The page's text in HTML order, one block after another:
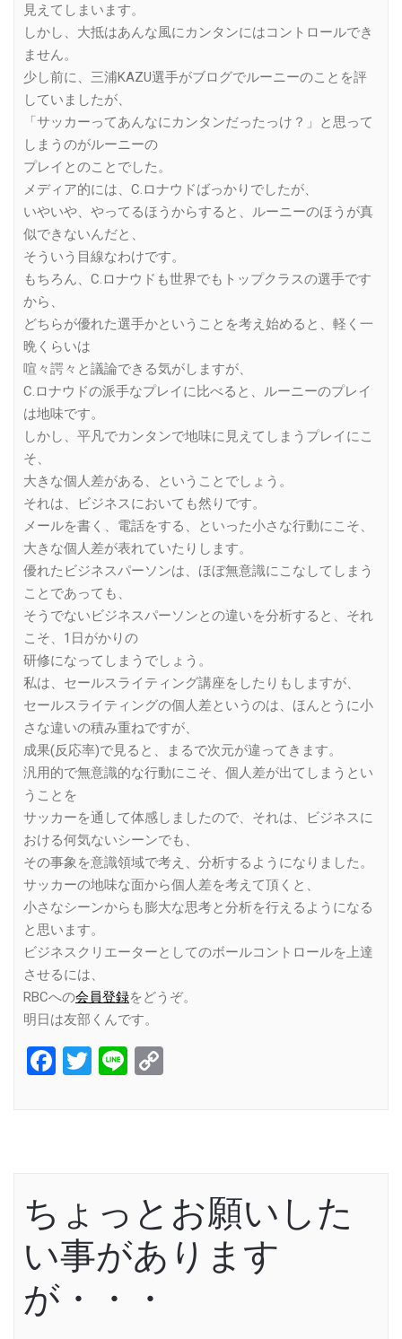
見えてしまいます。
しかし、大抵はあんな風にカンタンにはコントロールでき
ません。
少し前に、三浦KAZU選手がブログでルーニーのことを評
していましたが、
「サッカーってあんなにカンタンだったっけ？」と思って
しまうのがルーニーの
プレイとのことでした。
メディア的には、C.ロナウドばっかりでしたが、
いやいや、やってるほうからすると、ルーニーのほうが真
似できないんだと、
そういう目線なわけです。
もちろん、C.ロナウドも世界でもトップクラスの選手です
から、
どちらが優れた選手かということを考え始めると、軽く一
晩くらいは
喧々諤々と議論できる気がしますが、
C.ロナウドの派手なプレイに比べると、ルーニーのプレイ
は地味です。
しかし、平凡でカンタンで地味に見えてしまうプレイにこ
そ、
大きな個人差がある、ということでしょう。
それは、ビジネスにおいても然りです。
メールを書く、電話をする、といった小さな行動にこそ、
大きな個人差が表れていたりします。
優れたビジネスパーソンは、ほぼ無意識にこなしてしまう
ことであっても、
そうでないビジネスパーソンとの違いを分析すると、それ
こそ、1日がかりの
研修になってしまうでしょう。
私は、セールスライティング講座をしたりもしますが、
セールスライティングの個人差というのは、ほんとうに小
さな違いの積み重ねですが、
成果(反応率)で見ると、まるで次元が違ってきます。
汎用的で無意識的な行動にこそ、個人差が出てしまうとい
うことを
サッカーを通して体感しましたので、それは、ビジネスに
おける何気ないシーンでも、
その事象を意識領域で考え、分析するようになりました。
サッカーの地味な面から個人差を考えて頂くと、
小さなシーンからも膨大な思考と分析を行えるようになる
と思います。
ビジネスクリエーターとしてのボールコントロールを上達
させるには、
RBCへの会員登録をどうぞ。
明日は友部くんです。
Facebook
Twitter
Line
ちょっとお願いした
い事があります
が・・・